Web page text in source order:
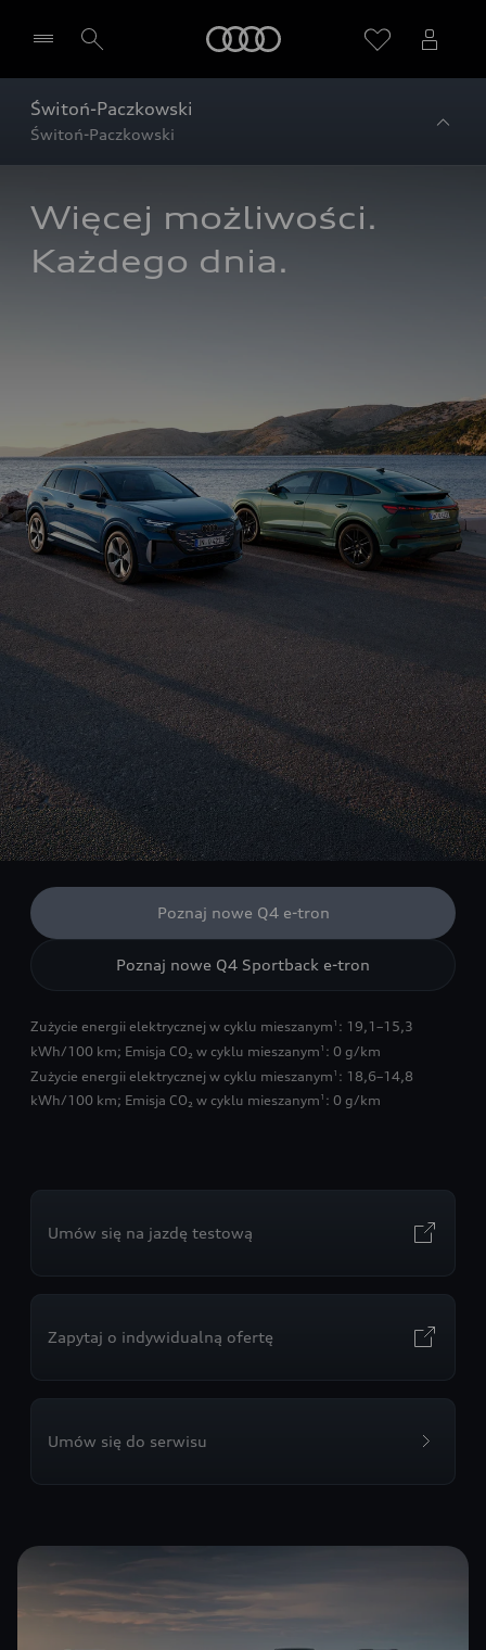
Świtoń-Paczkowski
Świtoń-Paczkowski
Więcej możliwości.
Każdego dnia.
Poznaj nowe Q4 e-tron
Poznaj nowe Q4 Sportback e-tron
Zużycie energii elektrycznej w cyklu mieszanym 1 : 19,1–15,3
kWh/100 km; Emisja CO₂ w cyklu mieszanym 1 : 0 g/km
Zużycie energii elektrycznej w cyklu mieszanym 1 : 18,6–14,8
kWh/100 km; Emisja CO₂ w cyklu mieszanym 1 : 0 g/km
Umów się na jazdę testową
Zapytaj o indywidualną ofertę
Umów się do serwisu